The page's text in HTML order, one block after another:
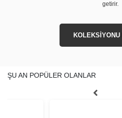
getirir.
ŞU AN POPÜLER OLANLAR